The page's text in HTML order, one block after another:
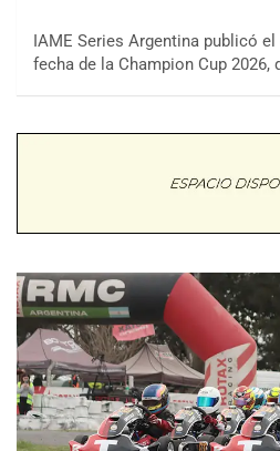
IAME Series Argentina publicó
fecha de la Champion Cup 2026,